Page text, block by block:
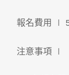
報名費用 ∣
注意事項 ∣